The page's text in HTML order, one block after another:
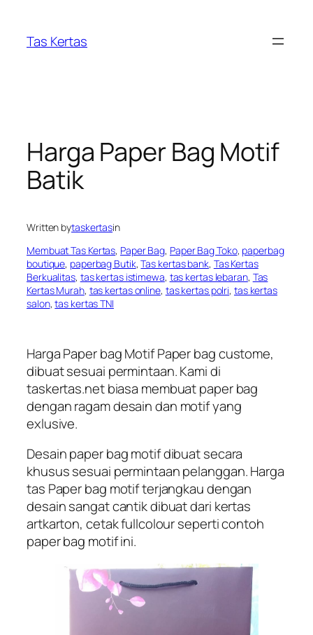
content
Tas Kertas
Harga Paper Bag Motif
Batik
Written bytaskertasin
Membuat Tas Kertas, Paper Bag, Paper Bag Toko, paperbag
boutique, paperbag Butik, Tas kertas bank, Tas Kertas
Berkualitas, tas kertas istimewa, tas kertas lebaran, Tas
Kertas Murah, tas kertas online, tas kertas polri, tas kertas
salon, tas kertas TNI
Harga Paper bag Motif Paper bag custome,
dibuat sesuai permintaan. Kami di
taskertas.net biasa membuat paper bag
dengan ragam desain dan motif yang
exlusive.
Desain paper bag motif dibuat secara
khusus sesuai permintaan pelanggan. Harga
tas Paper bag motif terjangkau dengan
desain sangat cantik dibuat dari kertas
artkarton, cetak fullcolour seperti contoh
paper bag motif ini.